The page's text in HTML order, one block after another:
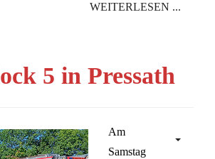
WEITERLESEN ...
5 in Pressath
Am
Samstag